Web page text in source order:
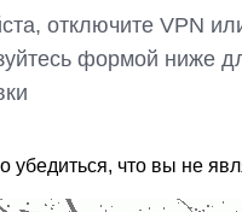
отключите VPN
формой ниже
убедиться, что вы не